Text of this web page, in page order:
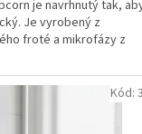
je navrhnutý tak,
Je vyrobený z
froté a mikrofázy z
Kód: